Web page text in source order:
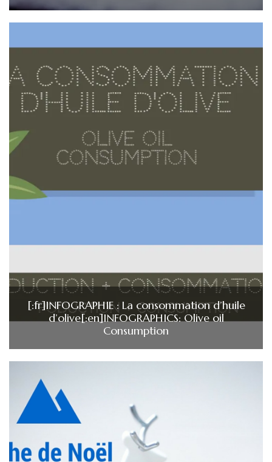
[:fr]INFOGRAPHIE : La consommation d’huile
d’olive[:en]INFOGRAPHICS: Olive oil
Consumption